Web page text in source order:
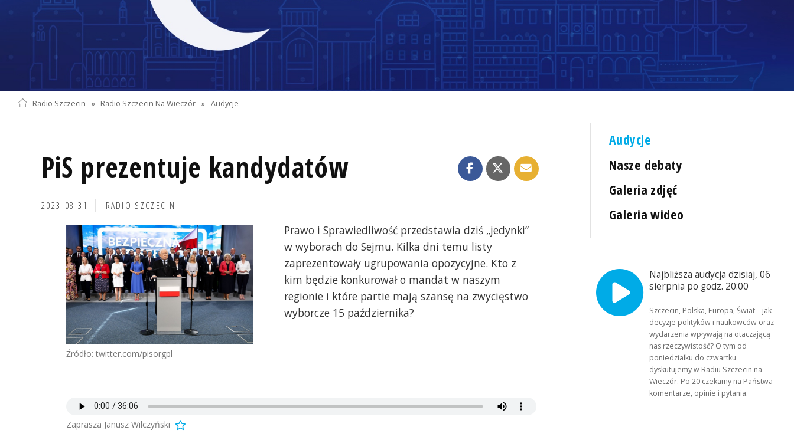
Radio Szczecin » Radio Szczecin Na Wieczór » Audycje
PiS prezentuje kandydatów
2023-08-31 RADIO SZCZECIN
Źródło: twitter.com/pisorgpl
Prawo i Sprawiedliwość przedstawia dziś „jedynki”
w wyborach do Sejmu. Kilka dni temu listy
zaprezentowały ugrupowania opozycyjne. Kto z
kim będzie konkurował o mandat w naszym
regionie i które partie mają szansę na zwycięstwo
wyborcze 15 października?
Zaprasza Janusz Wilczyński
Audycje
Nasze debaty
Galeria zdjęć
Galeria wideo
Najbliższa audycja dzisiaj, 06
sierpnia po godz. 20:00
Szczecin, Polska, Europa, Świat – jak
decyzje polityków i naukowców oraz
wydarzenia wpływają na otaczającą
nas rzeczywistość? O tym od
poniedziałku do czwartku
dyskutujemy w Radiu Szczecin na
Wieczór. Po 20 czekamy na Państwa
komentarze, opinie i pytania.